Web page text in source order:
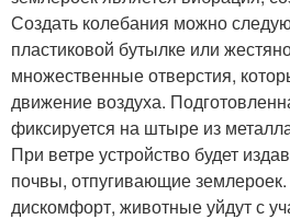
Создать колебания можно
пластиковой бутылке или
множественные отверстия,
движение воздуха.
фиксируется на штыре из
При ветре устройство будет
почвы, отпугивающие
дискомфорт, животные уйдут с